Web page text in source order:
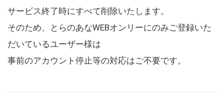
サービス終了時にすべて削除いたします。
そのため、とらのあなWEBオンリーにのみご登録いた
だいているユーザー様は
事前のアカウント停止等の対応はご不要です。